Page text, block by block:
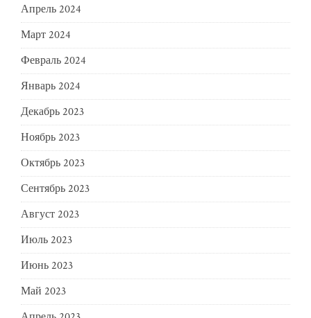
Апрель 2024
Март 2024
Февраль 2024
Январь 2024
Декабрь 2023
Ноябрь 2023
Октябрь 2023
Сентябрь 2023
Август 2023
Июль 2023
Июнь 2023
Май 2023